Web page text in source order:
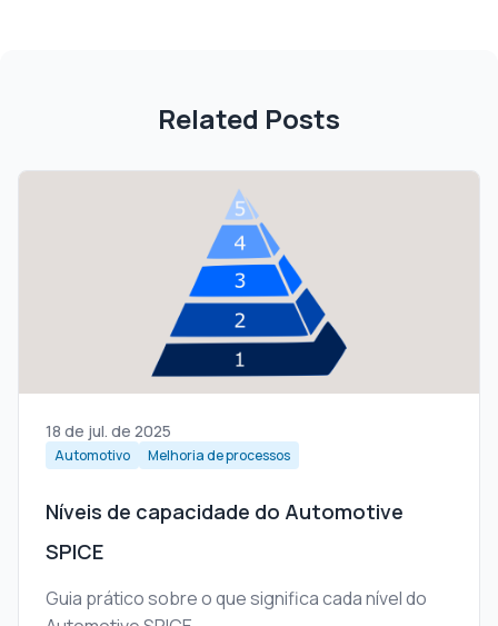
Related Posts
18 de jul. de 2025
Automotivo Melhoria de processos
Níveis de capacidade do Automotive
SPICE
Guia prático sobre o que significa cada nível do